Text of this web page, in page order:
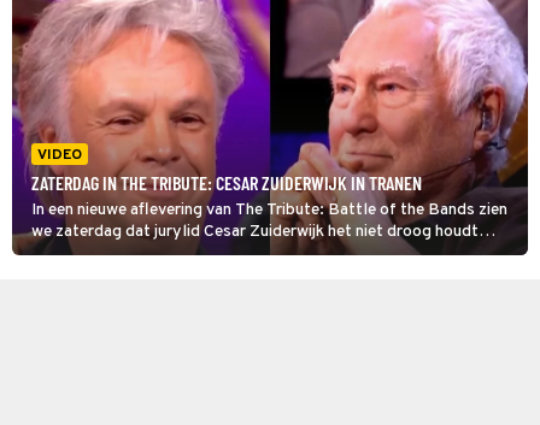
VIDEO
ZATERDAG IN THE TRIBUTE: CESAR ZUIDERWIJK IN TRANEN
In een nieuwe aflevering van The Tribute: Battle of the Bands zien
we zaterdag dat jurylid Cesar Zuiderwijk het niet droog houdt
tijdens een optreden van Coming on Strong, de tributeband van de